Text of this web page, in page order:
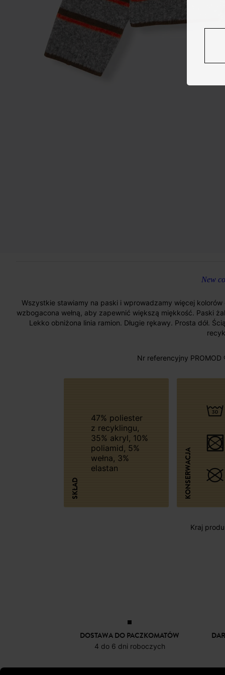
New
Wszystkie stawiamy na paski i wprowadzamy więcej
wzbogacona wełną, aby zapewnić większą miękkość. Paski
Lekko obniżona linia ramion. Długie rękawy. Prosta dół.
Nr referencyjny
SKŁAD
47% poliester
z recyklingu,
35% akryl, 10%
poliamid, 5%
wełna, 3%
elastan
KONSERWACJA
Kraj
DOSTAWA DO PACZKOMATÓW
4 do 6 dni roboczych